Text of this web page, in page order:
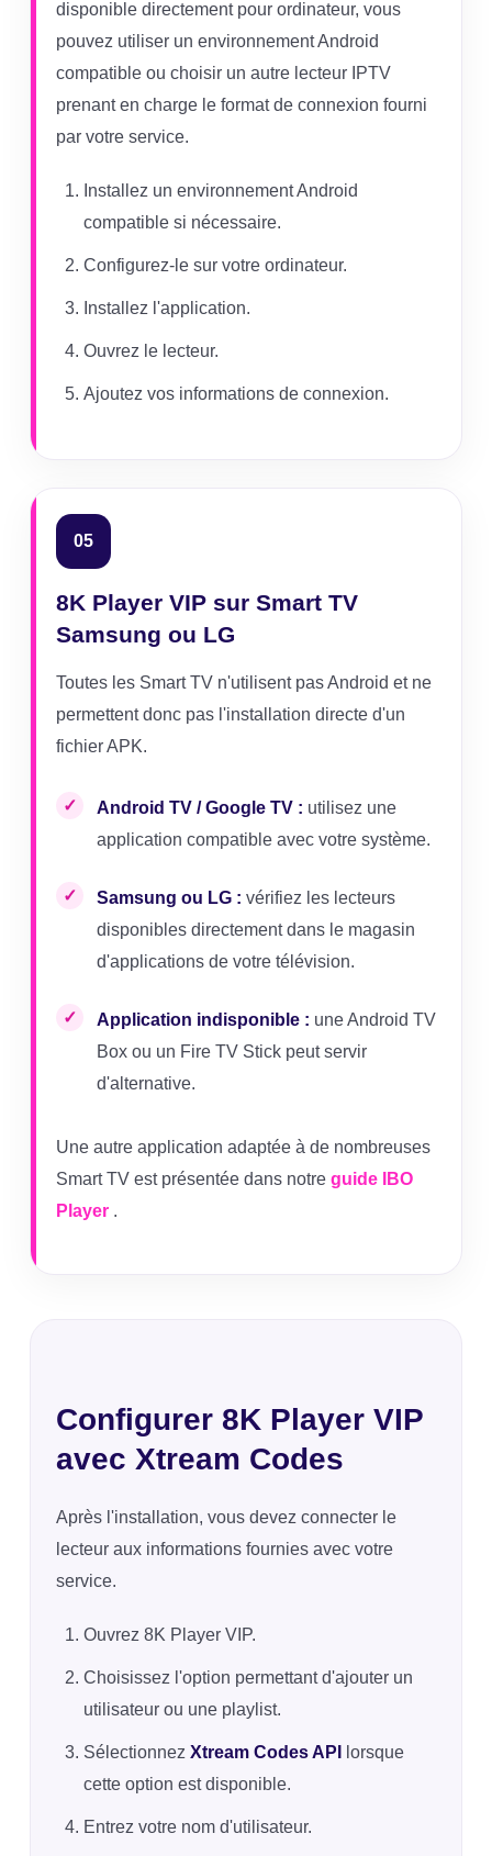
disponible directement pour ordinateur, vous
pouvez utiliser un environnement Android
compatible ou choisir un autre lecteur IPTV
prenant en charge le format de connexion fourni
par votre service.
Installez un environnement Android
compatible si nécessaire.
Configurez-le sur votre ordinateur.
Installez l'application.
Ouvrez le lecteur.
Ajoutez vos informations de connexion.
05
8K Player VIP sur Smart TV
Samsung ou LG
Toutes les Smart TV n'utilisent pas Android et ne
permettent donc pas l'installation directe d'un
fichier APK.
Android TV / Google TV : utilisez une
application compatible avec votre système.
Samsung ou LG : vérifiez les lecteurs
disponibles directement dans le magasin
d'applications de votre télévision.
Application indisponible : une Android TV
Box ou un Fire TV Stick peut servir
d'alternative.
Une autre application adaptée à de nombreuses
Smart TV est présentée dans notre guide IBO
Player .
Configurer 8K Player VIP
avec Xtream Codes
Après l'installation, vous devez connecter le
lecteur aux informations fournies avec votre
service.
Ouvrez 8K Player VIP.
Choisissez l'option permettant d'ajouter un
utilisateur ou une playlist.
Sélectionnez Xtream Codes API
lorsque
cette option est disponible.
Entrez votre nom d'utilisateur.